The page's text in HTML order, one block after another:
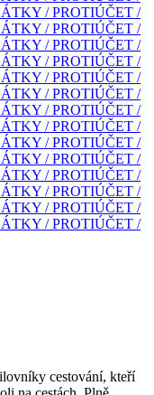
cestování, kteří